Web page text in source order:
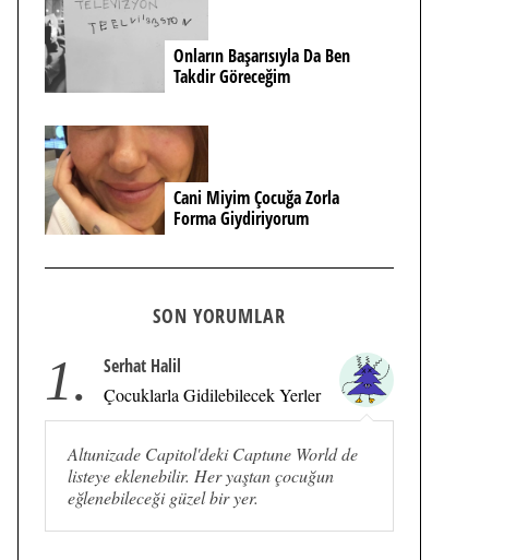
Onların Başarısıyla Da Ben
Takdir Göreceğim
Cani Miyim Çocuğa Zorla
Forma Giydiriyorum
SON YORUMLAR
1. Serhat Halil
Çocuklarla Gidilebilecek Yerler
Altunizade Capitol'deki Captune World de
listeye eklenebilir. Her yaştan çocuğun
eğlenebileceği güzel bir yer.